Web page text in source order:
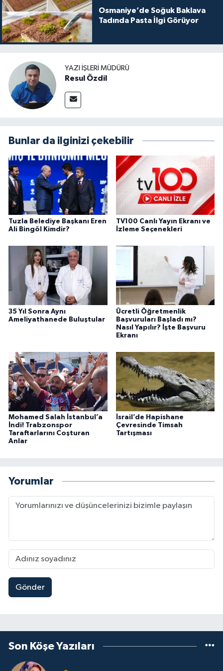
Osmaniye’de Soğuk Baklava
Tadında Pasta İlgi Görüyor
YAZI İŞLERI MÜDÜRÜ
Resul Özdil
Bunlar da ilginizi çekebilir
Tuzla Belediye Başkanı Eren
Ali Bingöl Kimdir?
TV100 Canlı Yayın Ekranı ve
İzleme Seçenekleri
35 Yıl Sonra Aynı
Ameliyathanede Buluştular
Ücretli Öğretmenlik
Başvuruları Başladı mı?
Nasıl Yapılır? İşte Başvuru
Ekranı
Mohamed Salah İstanbul’a
İndi! Trabzonspor
Taraftarlarını Coşturan
Anlar
İsrail’de Hapishane
Çevresinde Timsah
Tartışması
Yorumlar
Gönder
Son Köşe Yazıları